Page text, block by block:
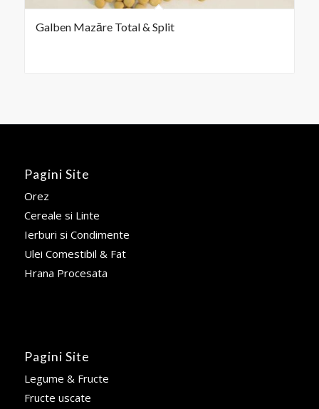
Galben Mazăre Total & Split
Pagini Site
Orez
Cereale si Linte
Ierburi si Condimente
Ulei Comestibil & Fat
Hrana Procesata
Pagini Site
Legume & Fructe
Fructe uscate